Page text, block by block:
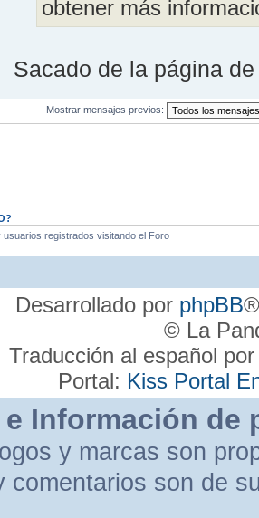
obtener más
Sacado de la página
Mostrar mensajes previos:
registrados visitando el Foro
Desarrollado por phpBB
© La
Traducción al español
Portal: Kiss Portal
Información de
y marcas son
comentarios son de